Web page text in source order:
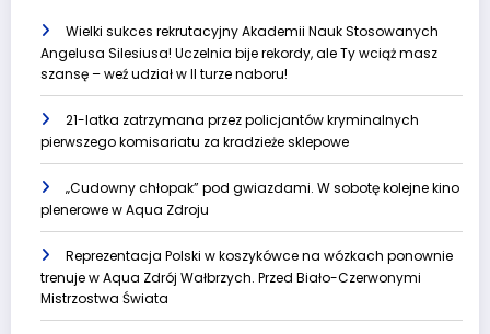
Wielki sukces rekrutacyjny Akademii Nauk Stosowanych
Angelusa Silesiusa! Uczelnia bije rekordy, ale Ty wciąż masz
szansę – weź udział w II turze naboru!
21-latka zatrzymana przez policjantów kryminalnych
pierwszego komisariatu za kradzieże sklepowe
„Cudowny chłopak” pod gwiazdami. W sobotę kolejne kino
plenerowe w Aqua Zdroju
Reprezentacja Polski w koszykówce na wózkach ponownie
trenuje w Aqua Zdrój Wałbrzych. Przed Biało-Czerwonymi
Mistrzostwa Świata